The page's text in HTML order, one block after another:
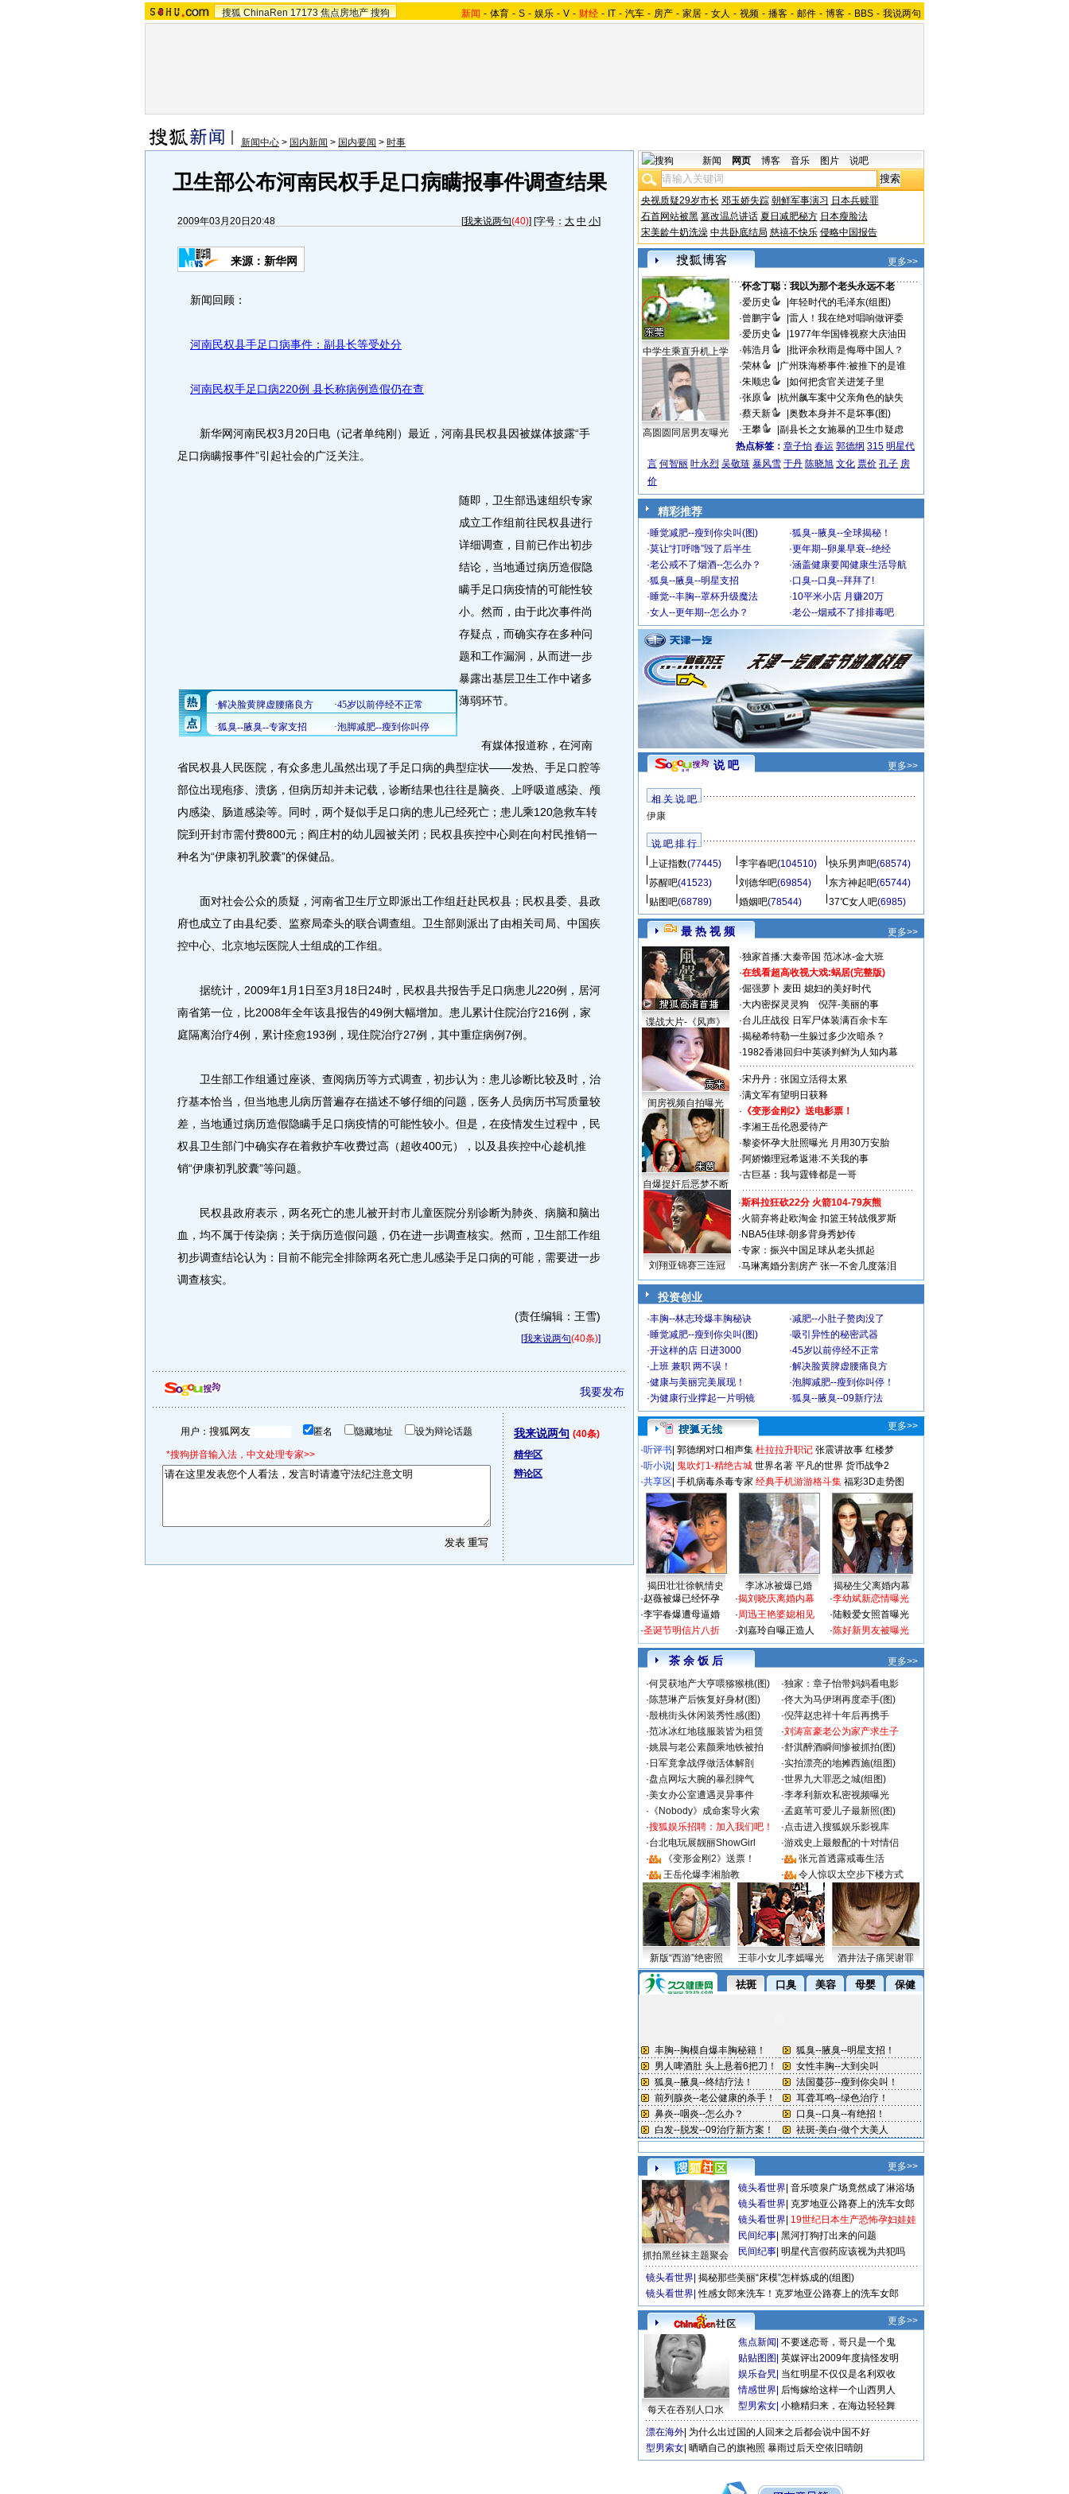
搜狐 ChinaRen 17173 焦点房地产 搜狗 新闻 - 体育 - S - 娱乐 - V - 财经 - IT - 汽车 - 房产 - 家居 - 女人 - 视频 - 播客 - 邮件 - 博客 - BBS - 我说两句
新闻中心 > 国内新闻 > 国内要闻 > 时事
卫生部公布河南民权手足口病瞒报事件调查结果
2009年03月20日20:48 [我来说两句(40)] [字号： 大 中 小]
来源：新华网
新闻回顾：
河南民权县手足口病事件：副县长等受处分
河南民权手足口病220例 县长称病例造假仍在查
新华网河南民权3月20日电（记者单纯刚）最近，河南县民权县因被媒体披露“手
足口病瞒报事件”引起社会的广泛关注。
随即，卫生部迅速组织专家
成立工作组前往民权县进行
详细调查，目前已作出初步
结论，当地通过病历造假隐
瞒手足口病疫情的可能性较
小。然而，由于此次事件尚
存疑点，而确实存在多种问
题和工作漏洞，从而进一步
暴露出基层卫生工作中诸多
薄弱环节。
有媒体报道称，在河南
省民权县人民医院，有众多患儿虽然出现了手足口病的典型症状——发热、手足口腔等
部位出现疱疹、溃疡，但病历却并未记载，诊断结果也往往是脑炎、上呼吸道感染、颅
内感染、肠道感染等。同时，两个疑似手足口病的患儿已经死亡；患儿乘120急救车转
院到开封市需付费800元；阎庄村的幼儿园被关闭；民权县疾控中心则在向村民推销一
种名为“伊康初乳胶囊”的保健品。
面对社会公众的质疑，河南省卫生厅立即派出工作组赶赴民权县；民权县委、县政
府也成立了由县纪委、监察局牵头的联合调查组。卫生部则派出了由相关司局、中国疾
控中心、北京地坛医院人士组成的工作组。
据统计，2009年1月1日至3月18日24时，民权县共报告手足口病患儿220例，居河
南省第一位，比2008年全年该县报告的49例大幅增加。患儿累计住院治疗216例，家
庭隔离治疗4例，累计痊愈193例，现住院治疗27例，其中重症病例7例。
卫生部工作组通过座谈、查阅病历等方式调查，初步认为：患儿诊断比较及时，治
疗基本恰当，但当地患儿病历普遍存在描述不够仔细的问题，医务人员病历书写质量较
差，当地通过病历造假隐瞒手足口病疫情的可能性较小。但是，在疫情发生过程中，民
权县卫生部门中确实存在着救护车收费过高（超收400元），以及县疾控中心趁机推
销“伊康初乳胶囊”等问题。
民权县政府表示，两名死亡的患儿被开封市儿童医院分别诊断为肺炎、病脑和脑出
血，均不属于传染病；关于病历造假问题，仍在进一步调查核实。然而，卫生部工作组
初步调查结论认为：目前不能完全排除两名死亡患儿感染手足口病的可能，需要进一步
调查核实。
(责任编辑：王雪)
[我来说两句(40条)]
我要发布
用户： 匿名 隐藏地址 设为辩论话题
*搜狗拼音输入法，中文处理专家>>
我来说两句 (40条)
精华区
辩论区
新闻 网页 博客 音乐 图片 说吧
央视质疑29岁市长 邓玉娇失踪 朝鲜军事演习 日本兵赎罪
石首网站被黑 篡改温总讲话 夏日减肥秘方 日本瘦脸法
宋美龄牛奶洗澡 中共卧底结局 慈禧不快乐 侵略中国报告
更多>>
中学生乘直升机上学
高圆圆同居男友曝光
·怀念丁聪：我以为那个老头永远不老
·爱历史
年轻时代的毛泽东(组图)
·曾鹏宇
雷人！我在绝对唱响做评委
·爱历史
1977年华国锋视察大庆油田
·韩浩月
批评余秋雨是侮辱中国人？
·荣林
广州珠海桥事件:被推下的是谁
·朱顺忠
如何把贪官关进笼子里
·张原
杭州飙车案中父亲角色的缺失
·蔡天新
奥数本身并不是坏事(图)
·王攀
副县长之女施暴的卫生巾疑虑
热点标签： 章子怡 春运 郭德纲 315 明星代
言 何智丽 叶永烈 吴敬琏 暴风雪 于丹 陈晓旭 文化 票价 孔子 房
价
精彩推荐
·睡觉减肥--瘦到你尖叫(图) ·狐臭--腋臭--全球揭秘！
·莫让“打呼噜”毁了后半生 ·更年期--卵巢早衰--绝经
·老公戒不了烟酒--怎么办？ ·涵盖健康要闻健康生活导航
·狐臭--腋臭--明星支招 ·口臭--口臭--拜拜了!
·睡觉--丰胸--罩杯升级魔法 ·10平米小店 月赚20万
·女人--更年期--怎么办？ ·老公--烟戒不了排排毒吧
说 吧 更多>>
相 关 说 吧
伊康
说 吧 排 行
上证指数(77445) 李宇春吧(104510) 快乐男声吧(68574)
苏醒吧(41523) 刘德华吧(69854) 东方神起吧(65744)
贴图吧(68789) 婚姻吧(78544) 37℃女人吧(6985)
最 热 视 频 更多>>
谍战大片-《风声》
闺房视频自拍曝光
自爆捉奸后恶梦不断
·独家首播:大秦帝国 范冰冰-金大班
·在线看超高收视大戏:蜗居(完整版)
·倔强萝卜 麦田 媳妇的美好时代
·大内密探灵灵狗
倪萍-美丽的事
·台儿庄战役 日军尸体装满百余卡车
·揭秘希特勒一生躲过多少次暗杀？
·1982香港回归中英谈判鲜为人知内幕
·宋丹丹：张国立活得太累
·满文军有望明日获释
· 《变形金刚2》送电影票！
·李湘王岳伦恩爱待产
·黎姿怀孕大肚照曝光 月用30万安胎
·阿娇懒理冠希返港:不关我的事
·古巨基：我与霆锋都是一哥
刘翔亚锦赛三连冠
·斯科拉狂砍22分 火箭104-79灰熊
·火箭弃将赴欧淘金 扣篮王转战俄罗斯
· NBA5佳球-朗多背身秀妙传
·专家：振兴中国足球从老头抓起
·马琳离婚分割房产 张一不舍几度落泪
投资创业
·丰胸--林志玲爆丰胸秘诀 ·减肥--小肚子赘肉没了
·睡觉减肥--瘦到你尖叫(图) ·吸引异性的秘密武器
·开这样的店 日进3000 ·45岁以前停经不正常
·上班 兼职 两不误！ ·解决脸黄脾虚腰痛良方
·健康与美丽完美展现！ ·泡脚减肥--瘦到你叫停！
·为健康行业撑起一片明镜 ·狐臭--腋臭--09新疗法
更多>>
·听评书 郭德纲对口相声集 杜拉拉升职记 张震讲故事 红楼梦
·听小说 鬼吹灯1-精绝古城 世界名著 平凡的世界 货币战争2
·共享区 手机病毒杀毒专家 经典手机游游格斗集 福彩3D走势图
揭田壮壮徐帆情史 李冰冰被爆已婚
揭秘生父离婚内幕
·赵薇被爆已经怀孕
·李宇春爆遭母逼婚
·圣诞节明信片八折
·揭刘晓庆离婚内幕
·周迅王艳婆媳相见
·刘嘉玲自曝正造人
·李幼斌新恋情曝光
·陆毅爱女照首曝光
·陈好新男友被曝光
茶 余 饭 后
更多>>
·何炅获地产大亨喂猕猴桃(图) ·独家：章子怡带妈妈看电影
·陈慧琳产后恢复好身材(图) ·佟大为马伊琍再度牵手(图)
·殷桃街头休闲装秀性感(图) ·倪萍赵忠祥十年后再携手
·范冰冰红地毯服装皆为租赁 ·刘涛富豪老公为家产求生子
·姚晨与老公素颜乘地铁被拍 ·舒淇醉酒瞬间惨被抓拍(图)
· 日军竟拿战俘做活体解剖 ·实拍漂亮的地摊西施(组图)
·盘点网坛大腕的暴烈脾气 ·世界九大罪恶之城(组图)
·美女办公室遭遇灵异事件 ·李孝利新欢私密视频曝光
· 《Nobody》成命案导火索 ·孟庭苇可爱儿子最新照(图)
·搜狐娱乐招聘：加入我们吧！ ·点击进入搜狐娱乐影视库
·台北电玩展靓丽ShowGirl ·游戏史上最般配的十对情侣
·
《变形金刚2》送票！ ·
张元首透露戒毒生活
·
王岳伦爆李湘胎教 · 令人惊叹太空步下楼方式
新版“西游”绝密照 王菲小女儿李嫣曝光 酒井法子痛哭谢罪
更多>>
抓拍黑丝袜主题聚会
镜头看世界 音乐喷泉广场竟然成了淋浴场
镜头看世界 克罗地亚公路赛上的洗车女郎
镜头看世界 19世纪日本生产恐怖孕妇娃娃
民间纪事 黑河打狗打出来的问题
民间纪事 明星代言假药应该视为共犯吗
镜头看世界 揭秘那些美丽“床模”怎样炼成的(组图)
镜头看世界 性感女郎来洗车！克罗地亚公路赛上的洗车女郎
更多>>
每天在吞别人口水
焦点新闻 不要迷恋哥，哥只是一个鬼
贴贴图图 英媒评出2009年度搞怪发明
娱乐旮旯 当红明星不仅仅是名利双收
情感世界 后悔嫁给这样一个山西男人
型男索女 小糖精归来，在海边轻轻舞
漂在海外 为什么出过国的人回来之后都会说中国不好
型男索女 晒晒自己的旗袍照 暴雨过后天空依旧晴朗